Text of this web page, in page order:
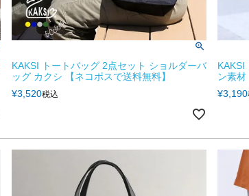
KAKSI トートバッグ 2点セット ショルダーバ
ッグ カクシ 【ネコポスで送料無料】
¥3,520税込
ン素材
¥3,190